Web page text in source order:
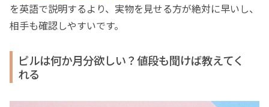
を英語で説明するより、実物を見せる方が絶対に早いし、
相手も確認しやすいです。
ピルは何か月分欲しい？値段も聞けば教えてく
れる